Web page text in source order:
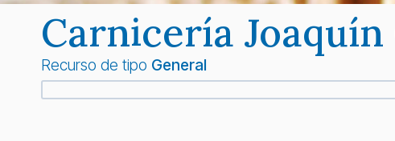
Carnicería Joaquín
Recurso de tipo General